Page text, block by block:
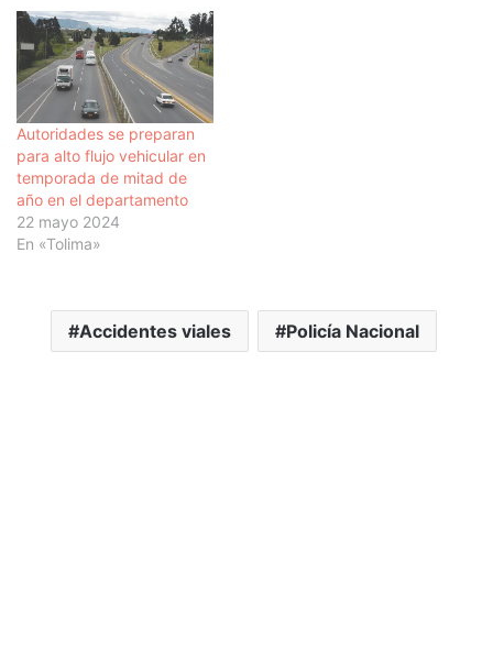
Autoridades se preparan
para alto flujo vehicular en
temporada de mitad de
año en el departamento
22 mayo 2024
En «Tolima»
Accidentes viales Policía Nacional